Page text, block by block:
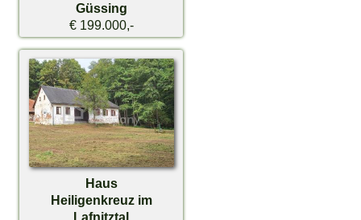
Güssing
€ 199.000,-
Haus
Heiligenkreuz im
Lafnitztal